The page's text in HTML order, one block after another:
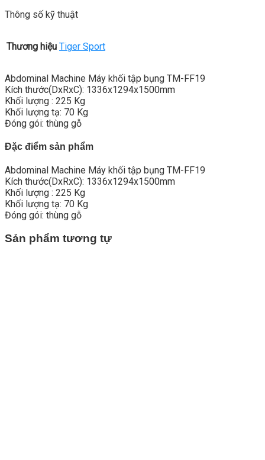
Thông số kỹ thuật
Thương hiệu Tiger Sport
Abdominal Machine Máy khối tập bụng TM-FF19
Kích thước(DxRxC): 1336x1294x1500mm
Khối lượng : 225 Kg
Khối lượng tạ: 70 Kg
Đóng gói: thùng gỗ
Đặc điểm sản phẩm
Abdominal Machine Máy khối tập bụng TM-FF19
Kích thước(DxRxC): 1336x1294x1500mm
Khối lượng : 225 Kg
Khối lượng tạ: 70 Kg
Đóng gói: thùng gỗ
Sản phẩm tương tự